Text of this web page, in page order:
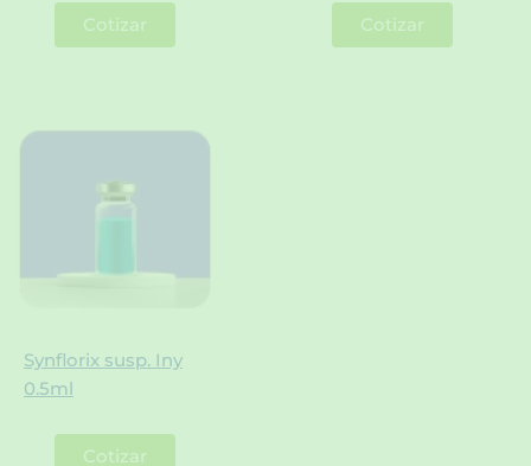
Cotizar Cotizar
Synflorix susp. Iny
0.5ml
Cotizar